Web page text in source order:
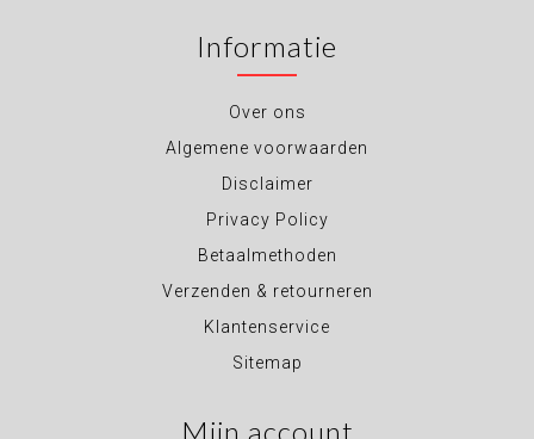
Informatie
Over ons
Algemene voorwaarden
Disclaimer
Privacy Policy
Betaalmethoden
Verzenden & retourneren
Klantenservice
Sitemap
Mijn account